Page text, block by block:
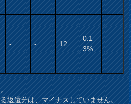
- - 12
0.1
3%
返還分は、マイナスしていません。